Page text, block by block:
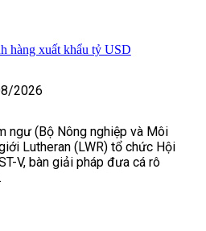
hàng xuất khẩu tỷ USD
2026
ngư (Bộ Nông nghiệp và Môi
Lutheran (LWR) tổ chức Hội
V, bàn giải pháp đưa cá rô